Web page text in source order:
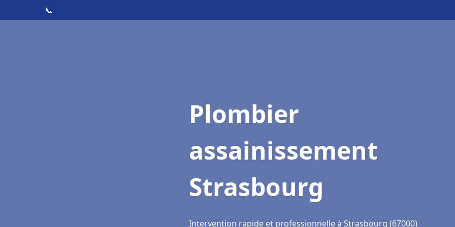
📞
Plombier
assainissement
Strasbourg
Intervention rapide et professionnelle à Strasbourg (67000)